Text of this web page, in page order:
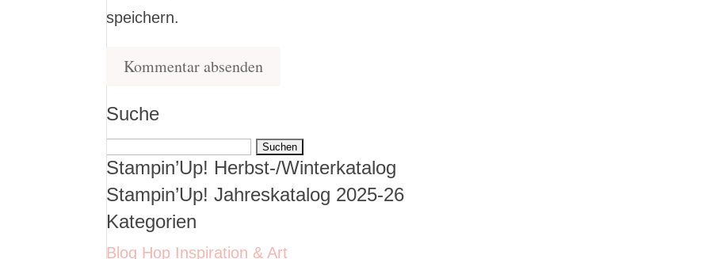
speichern.
Suche
Suchen
nach:
Stampin’Up! Herbst-/Winterkatalog
Stampin’Up! Jahreskatalog 2025-26
Kategorien
Blog Hop Inspiration & Art